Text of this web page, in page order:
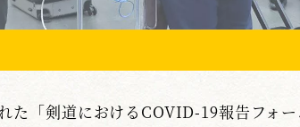
た「剣道におけるCOVID-19報告フォ